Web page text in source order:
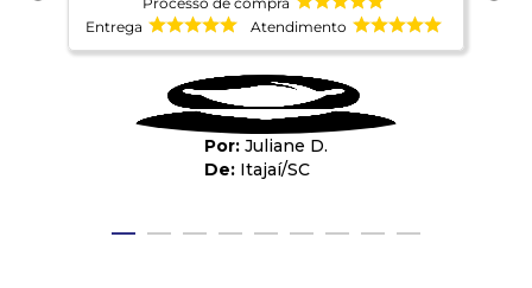
Entrega
Atendimento
Juliane D.
Itajaí/SC